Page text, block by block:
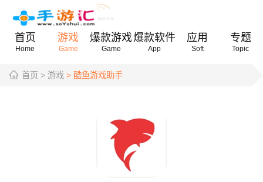
首页
Home
游戏
Game
爆款游戏
Game
爆款软件
App
应用
Soft
专题
Topic
首页 > 游戏 > 酷鱼游戏助手